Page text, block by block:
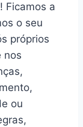
Ficamos a
o seu
próprios
nos
ou